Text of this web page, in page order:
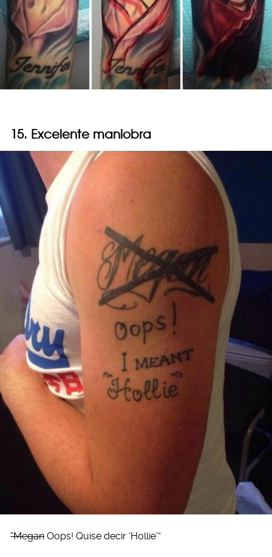
15. Excelente maniobra
“Megan Oops! Quise decir ‘Hollie'”